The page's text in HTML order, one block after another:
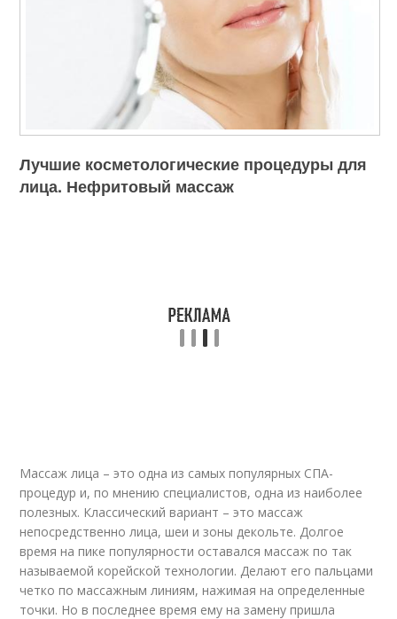
Лучшие косметологические процедуры для
лица. Нефритовый массаж
Массаж лица – это одна из самых популярных СПА-
процедур и, по мнению специалистов, одна из наиболее
полезных. Классический вариант – это массаж
непосредственно лица, шеи и зоны декольте. Долгое
время на пике популярности оставался массаж по так
называемой корейской технологии. Делают его пальцами
четко по массажным линиям, нажимая на определенные
точки. Но в последнее время ему на замену пришла